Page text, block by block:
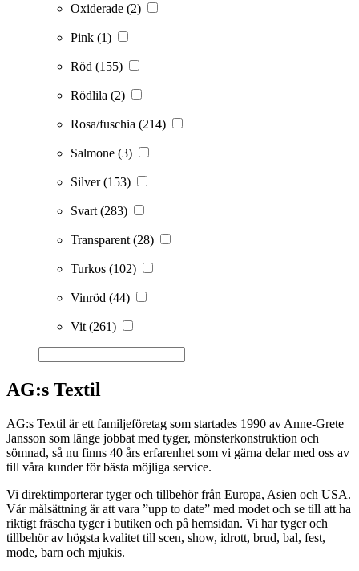
Oxiderade (2)
Pink (1)
Röd (155)
Rödlila (2)
Rosa/fuschia (214)
Salmone (3)
Silver(153)
Svart (283)
Transparent (28)
Turkos (102)
Vinröd (44)
Vit (261)
AG:s Textil
AG:s Textil är ett familjeföretag som startades 1990 av Anne-Grete
Jansson som länge jobbat med tyger, mönsterkonstruktion och
sömnad, så nu finns 40 års erfarenhet som vi gärna delar med oss av
till våra kunder för bästa möjliga service.
Vi direktimporterar tyger och tillbehör från Europa, Asien och USA.
Vår målsättning är att vara ”upp to date” med modet och se till att ha
riktigt fräscha tyger i butiken och på hemsidan. Vi har tyger och
tillbehör av högsta kvalitet till scen, show, idrott, brud, bal, fest,
mode, barn och mjukis.